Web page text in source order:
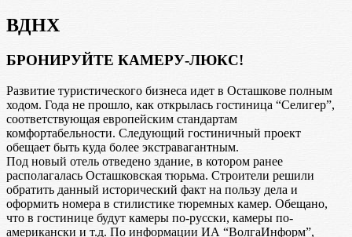
ВДНХ
БРОНИРУЙТЕ КАМЕРУ-ЛЮКС!
Развитие туристического бизнеса идет в Осташкове полным
ходом. Года не прошло, как открылась гостиница “Селигер”,
соответствующая европейским стандартам
комфортабельности. Следующий гостиничный проект
обещает быть куда более экстравагантным.
Под новый отель отведено здание, в котором ранее
располагалась Осташковская тюрьма. Строители решили
обратить данный исторический факт на пользу дела и
оформить номера в стилистике тюремных камер. Обещано,
что в гостинице будут камеры по-русски, камеры по-
американски и т.д. По информации ИА “ВолгаИнформ”,